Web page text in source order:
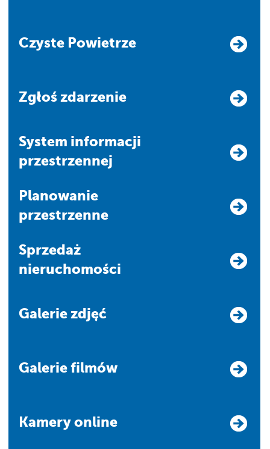
Czyste Powietrze
Zgłoś zdarzenie
system informacji
przestrzennej
Planowanie
przestrzenne
Sprzedaż
nieruchomości
Galerie zdjęć
Galerie filmów
Kamery online